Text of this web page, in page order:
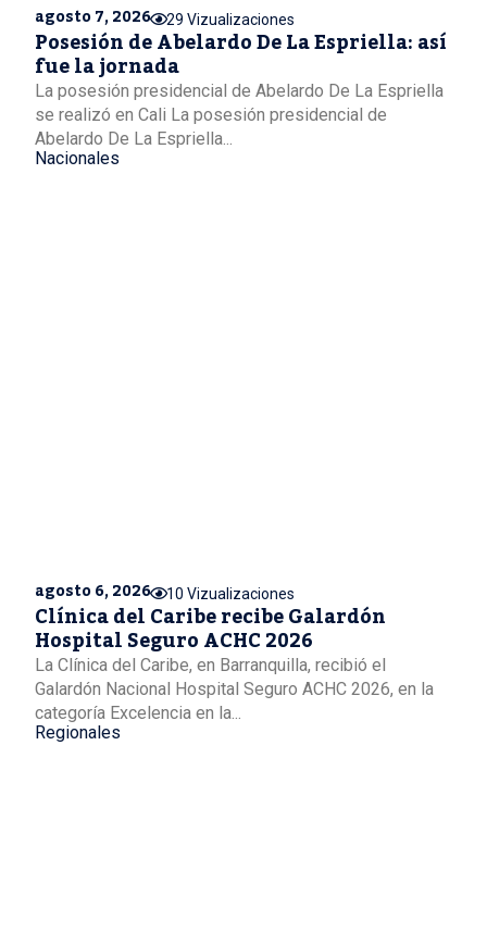
agosto 7, 2026 29 Vizualizaciones
Posesión de Abelardo De La Espriella: así
fue la jornada
La posesión presidencial de Abelardo De La Espriella
se realizó en Cali La posesión presidencial de
Abelardo De La Espriella...
Nacionales
agosto 6, 2026 10 Vizualizaciones
Clínica del Caribe recibe Galardón
Hospital Seguro ACHC 2026
La Clínica del Caribe, en Barranquilla, recibió el
Galardón Nacional Hospital Seguro ACHC 2026, en la
categoría Excelencia en la...
Regionales